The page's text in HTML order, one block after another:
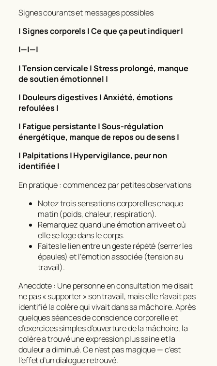
Signes courants et messages possibles
| Signes corporels | Ce que ça peut indiquer |
|—|—|
| Tension cervicale | Stress prolongé, manque
de soutien émotionnel |
| Douleurs digestives | Anxiété, émotions
refoulées |
| Fatigue persistante | Sous-régulation
énergétique, manque de repos ou de sens |
| Palpitations | Hypervigilance, peur non
identifiée |
En pratique : commencez par petites observations
Notez trois sensations corporelles chaque
matin (poids, chaleur, respiration).
Remarquez quand une émotion arrive et où
elle se loge dans le corps.
Faites le lien entre un geste répété (serrer les
épaules) et l’émotion associée (tension au
travail).
Anecdote : Une personne en consultation me disait
ne pas « supporter » son travail, mais elle n’avait pas
identifié la colère qui vivait dans sa mâchoire. Après
quelques séances de conscience corporelle et
d’exercices simples d’ouverture de la mâchoire, la
colère a trouvé une expression plus saine et la
douleur a diminué. Ce n’est pas magique — c’est
l’effet d’un dialogue retrouvé.